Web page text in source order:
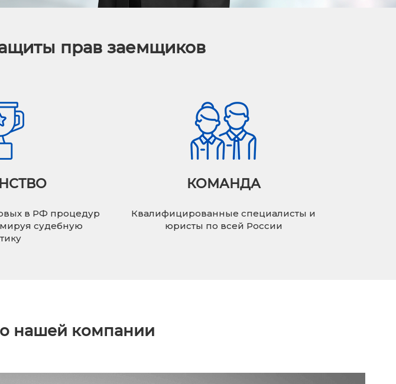
прав заемщиков
в РФ процедур
судебную
КОМАНДА
Квалифицированные специалисты и
юристы по всей России
нашей компании